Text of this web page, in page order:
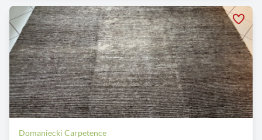
Domaniecki Carpetence